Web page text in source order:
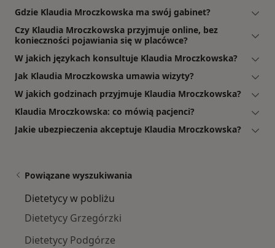
Gdzie Klaudia Mroczkowska ma swój gabinet?
Czy Klaudia Mroczkowska przyjmuje online, bez
konieczności pojawiania się w placówce?
W jakich językach konsultuje Klaudia Mroczkowska?
Jak Klaudia Mroczkowska umawia wizyty?
W jakich godzinach przyjmuje Klaudia Mroczkowska?
Klaudia Mroczkowska: co mówią pacjenci?
Jakie ubezpieczenia akceptuje Klaudia Mroczkowska?
Powiązane wyszukiwania
Dietetycy w pobliżu
Dietetycy Grzegórzki
Dietetycy Podgórze